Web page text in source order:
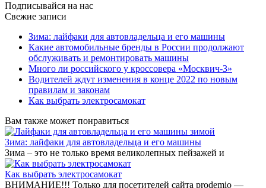
Подписывайся на нас
Свежие записи
Зима: лайфаки для автовладельца и его машины
Какие автомобильные бренды в России продолжают
обслуживать и ремонтировать машины
Много ли российского у кроссовера «Москвич-3»
Водителей ждут изменения в конце 2022 по новым
правилам и законам
Как выбрать электросамокат
Вам также может понравиться
Зима: лайфаки для автовладельца и его машины
Зима – это не только время великолепных пейзажей и
Как выбрать электросамокат
ВНИМАНИЕ!!! Только для посетителей сайта prodemio —